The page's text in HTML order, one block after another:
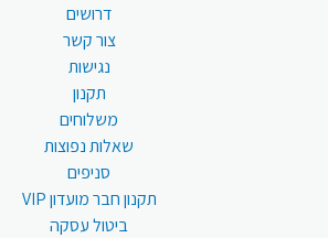
דרושים
צור קשר
נגישות
תקנון
משלוחים
שאלות נפוצות
סניפים
תקנון חבר מועדון VIP
ביטול עסקה